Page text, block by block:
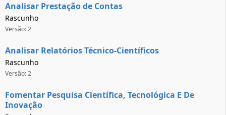
Analisar Prestação de Contas
Rascunho
Versão: 2
Analisar Relatórios Técnico-Científicos
Rascunho
Versão: 2
Fomentar Pesquisa Científica, Tecnológica E De
Inovação